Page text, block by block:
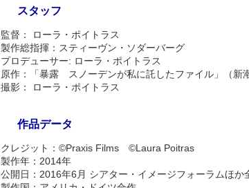
スタッフ
監督： ローラ・ポイトラス
製作総指揮：スティーヴン・ソダーバーグ
プロデューサー: ローラ・ポイトラス
原作：「暴露 スノーデンが私に託したファイル」（新潮
撮影： ローラ・ポイトラス
作品データ
クレジット：©Praxis Films ©Laura Poitras
製作年：2014年
公開日：2016年6月 シアター・イメージフォーラムほか